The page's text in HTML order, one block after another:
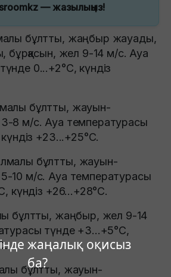
жаңалық оқисыз
ба?
— жазылыңыз!
бұлтты, жаңбыр жауады,
бұрқасын, жел 9-14 м/с. Ауа
0...+2°C, күндіз
бұлтты, жауын-
8 м/с. Ауа температурасы
+23...+25°C.
бұлтты, жауын-
10 м/с. Ауа температурасы
күндіз +26...+28°C.
бұлтты, жаңбыр, жел 9-14
түнде +3...+5°C,
бұлтты, жауын-